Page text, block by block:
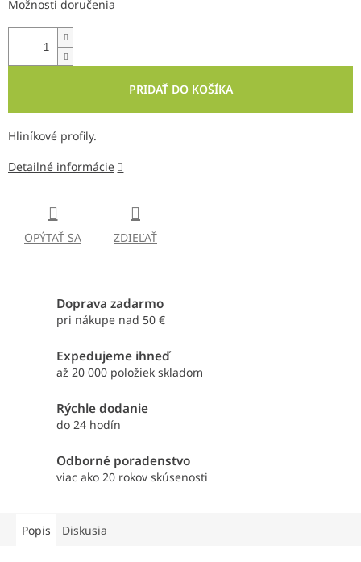
Možnosti doručenia
PRIDAŤ DO KOŠÍKA
Hliníkové profily.
Detailné informácie
OPÝTAŤ SA ZDIEĽAŤ
Doprava zadarmo
pri nákupe nad 50 €
Expedujeme ihneď
až 20 000 položiek skladom
Rýchle dodanie
do 24 hodín
Odborné poradenstvo
viac ako 20 rokov skúsenosti
Popis Diskusia